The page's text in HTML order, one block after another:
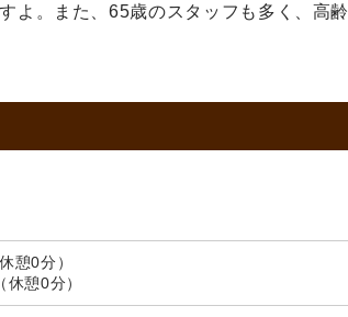
よ。また、65歳のスタッフも多く、高齢
憩0分）
憩0分）